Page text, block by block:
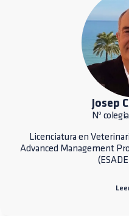
Josep
Nº
Licenciatura en
Advanced Management